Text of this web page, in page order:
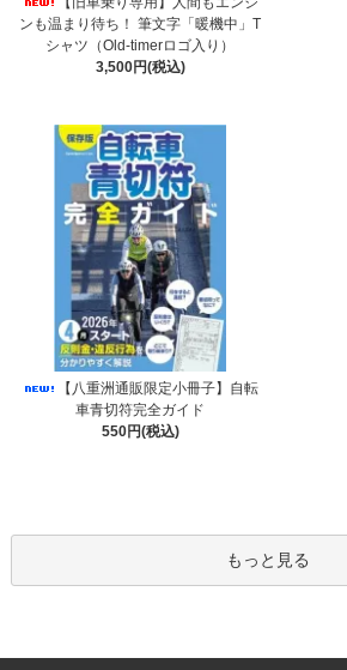
ンも温まり待ち！ 筆文字「暖機中」T
シャツ（Old-timerロゴ入り）
3,500円(税込)
【八重洲通販限定小冊子】自転
車青切符完全ガイド
550円(税込)
もっと見る